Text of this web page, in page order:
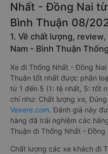
Nhất - Đồng Nai
Bình Thuận 08/
1. Về chất lượng,
Nam - Bình Thuận
Xe đi Thống Nhất - Đồng
Thuận tốt nhất được phân
từ 1 đến 5 (1: tệ nhất, 5: tốt
chí như: Chất lượng xe,
Vexere.com. Đánh giá này
hàng đã trải nghiệm các
Thuận đi Thống Nhất - Đồng
Chất lượng các xe khách đi